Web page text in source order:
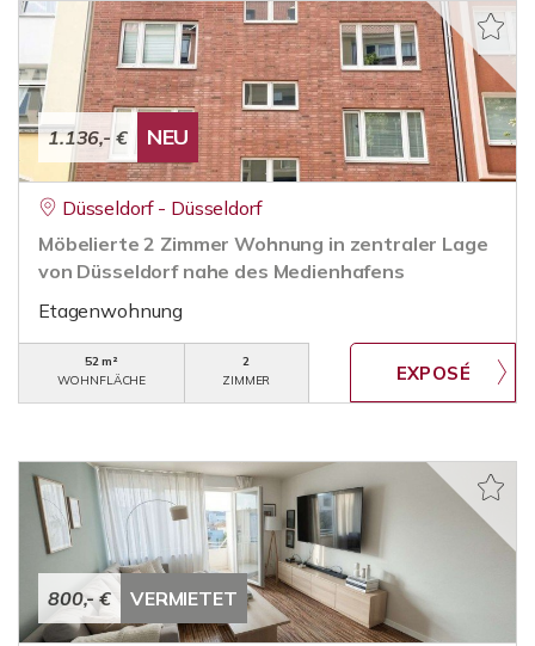
1.136,- € NEU
Düsseldorf - Düsseldorf
Möbelierte 2 Zimmer Wohnung in zentraler Lage
von Düsseldorf nahe des Medienhafens
Etagenwohnung
52 m²
WOHNFLÄCHE
2
ZIMMER
800,- € VERMIETET